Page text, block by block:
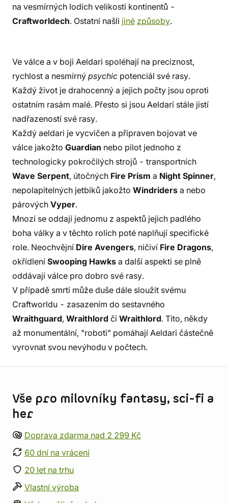
na vesmírných lodích velikosti kontinentů -
Craftworldech. Ostatní našli jiné způsoby.
Ve válce a v boji Aeldari spoléhají na preciznost,
rychlost a nesmírný psychic potenciál své rasy.
Každý život je drahocenný a jejich počty jsou oproti
ostatním rasám malé. Přesto si jsou Aeldari stále jistí
nadřazeností své rasy.
Každý aeldari je vycvičen a připraven bojovat ve
válce jakožto Guardian nebo pilot jednoho z
technologicky pokročilých strojů - transportních
Wave Serpent, útočných Fire Prism a Night Spinner,
nepolapitelných jetbiků jakožto Windriders a nebo
párových Vyper.
Mnozí se oddají jednomu z aspektů jejich padlého
boha války a v těchto rolích poté naplňují specifické
role. Neochvějní Dire Avengers, ničiví Fire Dragons,
okřídlení Swooping Hawks a další aspekti se plně
oddávají válce pro dobro své rasy.
V případě smrti může duše dále sloužit svému
Craftworldu - zasazením do sestavného
Wraithguard, Wraithlord či Wraithlord. Tito, někdy
až monumentální, "roboti" pomáhají Aeldari částečně
vyrovnat svou nevýhodu v počtech.
Vše pro milovníky fantasy, sci-fi a
her
Doprava zdarma nad 2 299 Kč
60 dní na vrácení
20 let na trhu
Vlastní výroba